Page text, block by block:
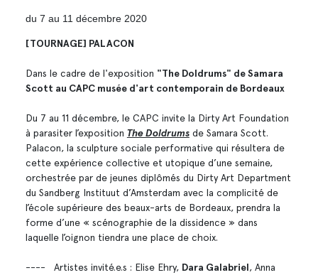
du 7 au 11 décembre 2020
[TOURNAGE] PALACON
Dans le cadre de l'exposition "The Doldrums" de Samara
Scott au CAPC musée d'art contemporain de Bordeaux
Du 7 au 11 décembre, le CAPC invite la Dirty Art Foundation
à parasiter l’exposition The Doldrumsde Samara Scott.
Palacon, la sculpture sociale performative qui résultera de
cette expérience collective et utopique d’une semaine,
orchestrée par de jeunes diplômés du Dirty Art Department
du Sandberg Instituut d’Amsterdam avec la complicité de
l’école supérieure des beaux-arts de Bordeaux, prendra la
forme d’une « scénographie de la dissidence » dans
laquelle l’oignon tiendra une place de choix.
---- Artistes invité.e.s : Elise Ehry, Dara Galabriel, Anna